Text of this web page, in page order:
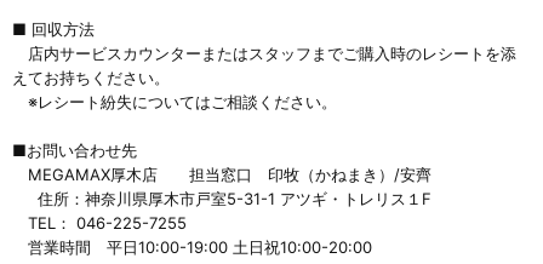
■ 回収方法
店内サービスカウンターまたはスタッフまでご購入時のレシートを添
えてお持ちください。
※レシート紛失についてはご相談ください。
■お問い合わせ先
MEGAMAX厚木店 担当窓口 印牧（かねまき）/安齊
住所：神奈川県厚木市戸室5-31-1 アツギ・トレリス１F
TEL： 046-225-7255
営業時間 平日10:00-19:00 土日祝10:00-20:00